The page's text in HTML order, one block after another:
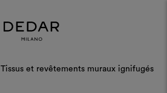
Tissus et revêtements muraux ignifugés